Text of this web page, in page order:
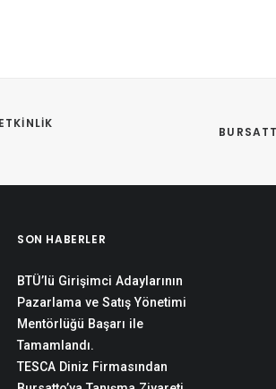
SON HABERLER
BTÜ’lü Girişimci Adaylarının
Pazarlama ve Satış Yönetimi
Mentörlüğü Başarı ile
Tamamlandı.
TESCA Diniz Firmasından